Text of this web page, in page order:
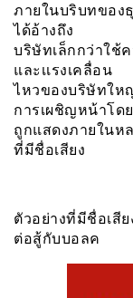
ภายในบริบทของ
ได้อ้างถึง
บริษัทเล็กกว่าใช้
และเเรงเคลื่อน
ไหวของบริษัทให
การเผชิญหน้าโด
ถูกแสดงภายในห
ที่มีชื่อเสียง
ตัวอย่างที่มีชื่อเสี
ต่อสู้กับบอลค